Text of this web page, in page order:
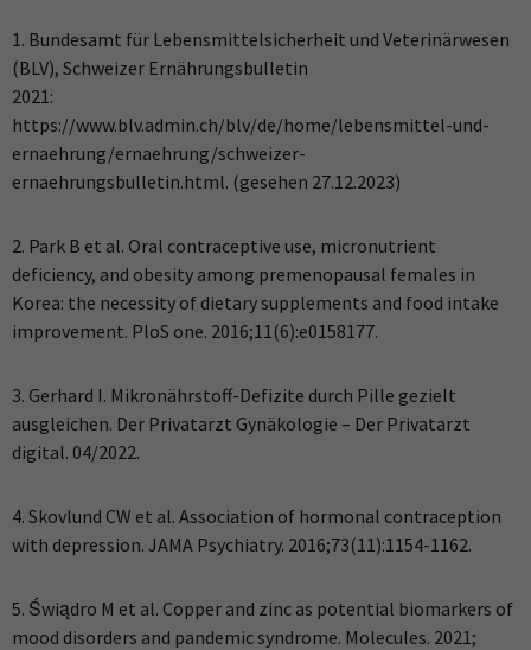
1. Bundesamt für Lebensmittelsicherheit und Veterinärwesen
(BLV), Schweizer Ernährungsbulletin
2021:
https://www.blv.admin.ch/blv/de/home/lebensmittel-und-
ernaehrung/ernaehrung/schweizer-
ernaehrungsbulletin.html. (gesehen 27.12.2023)
2. Park B et al. Oral contraceptive use, micronutrient
deficiency, and obesity among premenopausal females in
Korea: the necessity of dietary supplements and food intake
improvement. PloS one. 2016;11(6):e0158177.
3. Gerhard I. Mikronährstoff-Defizite durch Pille gezielt
ausgleichen. Der Privatarzt Gynäkologie – Der Privatarzt
digital. 04/2022.
4. Skovlund CW et al. Association of hormonal contraception
with depression. JAMA Psychiatry. 2016;73(11):1154-1162.
5. Świądro M et al. Copper and zinc as potential biomarkers of
mood disorders and pandemic syndrome. Molecules. 2021;